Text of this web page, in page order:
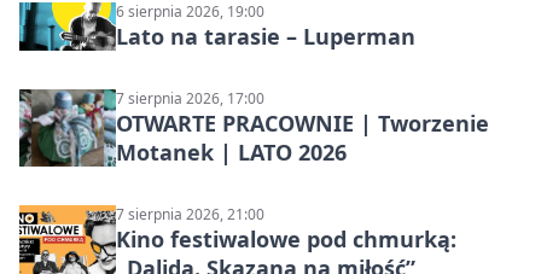
6 sierpnia 2026, 19:00
Lato na tarasie – Luperman
7 sierpnia 2026, 17:00
OTWARTE PRACOWNIE | Tworzenie
Motanek | LATO 2026
7 sierpnia 2026, 21:00
Kino festiwalowe pod chmurką:
„Dalida. Skazana na miłość”